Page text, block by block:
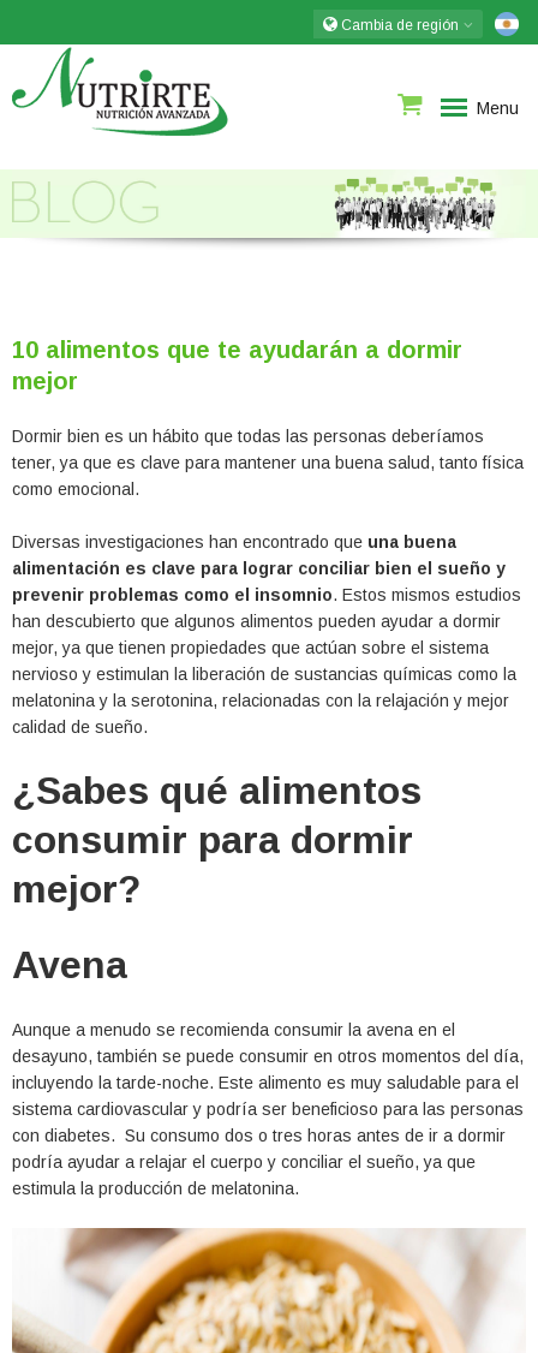
Cambia de región
Menu
10 alimentos que te ayudarán a dormir
mejor
Dormir bien es un hábito que todas las personas deberíamos
tener, ya que es clave para mantener una buena salud, tanto física
como emocional.
Diversas investigaciones han encontrado que una buena
alimentación es clave para lograr conciliar bien el sueño y
prevenir problemas como el insomnio. Estos mismos estudios
han descubierto que algunos alimentos pueden ayudar a dormir
mejor, ya que tienen propiedades que actúan sobre el sistema
nervioso y estimulan la liberación de sustancias químicas como la
melatonina y la serotonina, relacionadas con la relajación y mejor
calidad de sueño.
¿Sabes qué alimentos
consumir para dormir
mejor?
Avena
Aunque a menudo se recomienda consumir la avena en el
desayuno, también se puede consumir en otros momentos del día,
incluyendo la tarde-noche. Este alimento es muy saludable para el
sistema cardiovascular y podría ser beneficioso para las personas
con diabetes. Su consumo dos o tres horas antes de ir a dormir
podría ayudar a relajar el cuerpo y conciliar el sueño, ya que
estimula la producción de melatonina.